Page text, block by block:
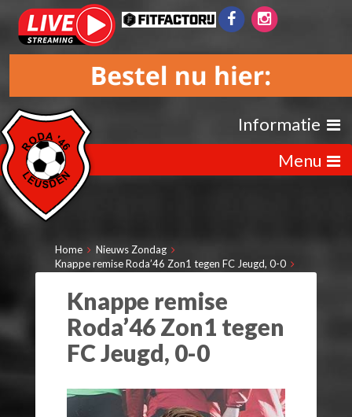
Informatie
Menu
Home
Nieuws Zondag
Knappe remise Roda’46 Zon1 tegen FC Jeugd, 0-0
Knappe remise
Roda’46 Zon1 tegen
FC Jeugd, 0-0